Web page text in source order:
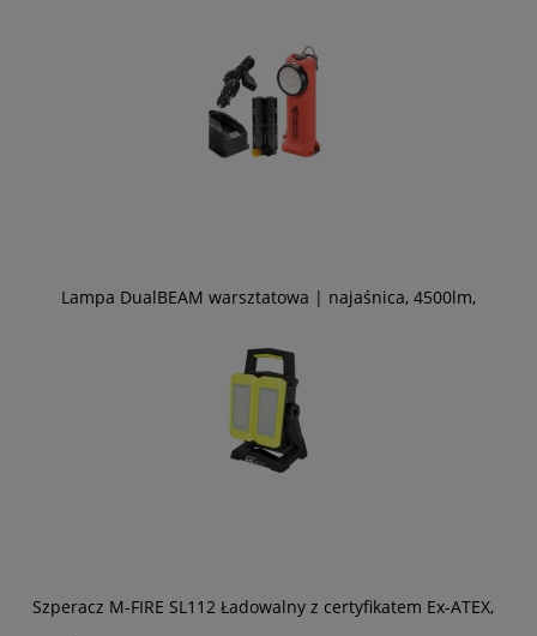
Lampa DualBEAM warsztatowa | najaśnica, 4500lm,
Szperacz M-FIRE SL112 Ładowalny z certyfikatem Ex-ATEX,